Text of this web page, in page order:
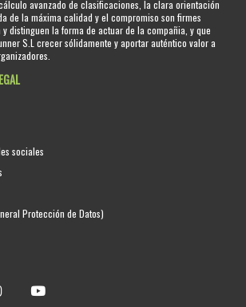
avanzado de clasificaciones, la clara orientación
de la máxima calidad y el compromiso son firmes
distinguen la forma de actuar de la compañia, y que
S.L crecer sólidamente y aportar auténtico valor a
sociales
Protección de Datos)